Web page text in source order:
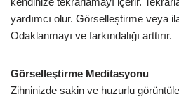
yardımcı olur. Görselleştirme veya
Odaklanmayı ve farkındalığı arttırır.
Görselleştirme Meditasyonu
Zihninizde sakin ve huzurlu